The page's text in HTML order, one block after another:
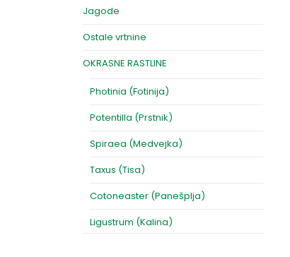
Jagode
Ostale vrtnine
OKRASNE RASTLINE
Photinia (Fotinija)
Potentilla (Prstnik)
Spiraea (Medvejka)
Taxus (Tisa)
Cotoneaster (Panešplja)
Ligustrum (Kalina)